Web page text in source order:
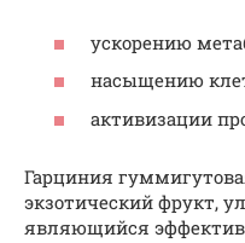
ускорению
насыщению
активизации
Гарциния
экзотический фрукт,
являющийся